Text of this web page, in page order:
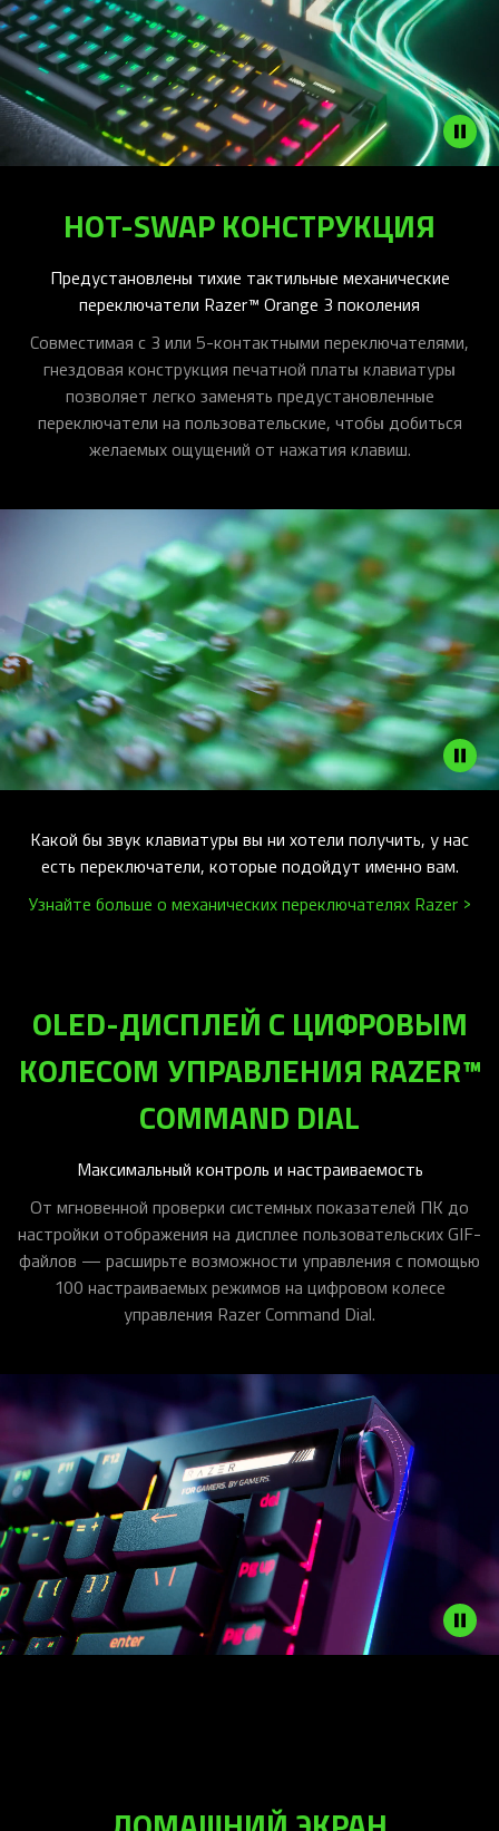
HOT-SWAP КОНСТРУКЦИЯ
Предустановлены тихие тактильные механические
переключатели Razer™ Orange 3 поколения
Совместимая с 3 или 5-контактными переключателями,
гнездовая конструкция печатной платы клавиатуры
позволяет легко заменять предустановленные
переключатели на пользовательские, чтобы добиться
желаемых ощущений от нажатия клавиш.
Какой бы звук клавиатуры вы ни хотели получить, у нас
есть переключатели, которые подойдут именно вам.
Узнайте больше о механических переключателях Razer >
OLED-ДИСПЛЕЙ С ЦИФРОВЫМ
КОЛЕСОМ УПРАВЛЕНИЯ RAZER™
COMMAND DIAL
Максимальный контроль и настраиваемость
От мгновенной проверки системных показателей ПК до
настройки отображения на дисплее пользовательских GIF-
файлов — расширьте возможности управления с помощью
100 настраиваемых режимов на цифровом колесе
управления Razer Command Dial.